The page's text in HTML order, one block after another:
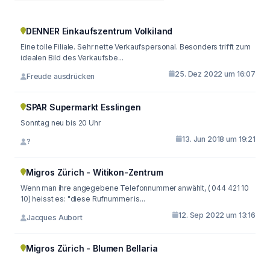
DENNER Einkaufszentrum Volkiland
Eine tolle Filiale. Sehr nette Verkaufspersonal. Besonders trifft zum
idealen Bild des Verkaufsbe...
Freude ausdrücken 25. Dez 2022 um 16:07
SPAR Supermarkt Esslingen
Sonntag neu bis 20 Uhr
? 13. Jun 2018 um 19:21
Migros Zürich - Witikon-Zentrum
Wenn man ihre angegebene Telefonnummer anwählt, ( 044 421 10
10) heisst es: "diese Rufnummer is...
Jacques Aubort 12. Sep 2022 um 13:16
Migros Zürich - Blumen Bellaria